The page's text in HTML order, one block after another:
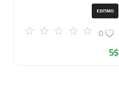
EDITMO
0
5$